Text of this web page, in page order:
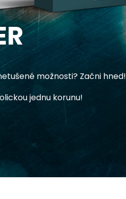
možnosti? Začni hned!
jednu korunu!